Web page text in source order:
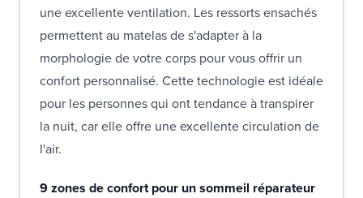
une excellente ventilation. Les ressorts ensachés
permettent au matelas de s'adapter à la
morphologie de votre corps pour vous offrir un
confort personnalisé. Cette technologie est idéale
pour les personnes qui ont tendance à transpirer
la nuit, car elle offre une excellente circulation de
l'air.
9 zones de confort pour un sommeil réparateur